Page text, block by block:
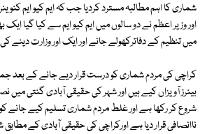
شماری کا اہم مطالبہ مسترد کردیا جب کہ ایم کیو ایم
اور وزیر اعظم نے دو سالوں میں ایم کیو ایم سے کیا گیا
میں تنظیم کے دفاترکھولے جانے اور ایک اور وزارت دینے
کراچی کی مردم شماری کو درست قرار دیے جانے کے بعد
بینرز آویزاں کیے ہیں اور شہر کی حقیقی آبادی گنتی
شروع کر رکھا ہے اور غلط مردم شماری تسلیم کیے جانے
ناانصافی قرار دیا ہے اورکراچی کی حقیقی آبادی کے